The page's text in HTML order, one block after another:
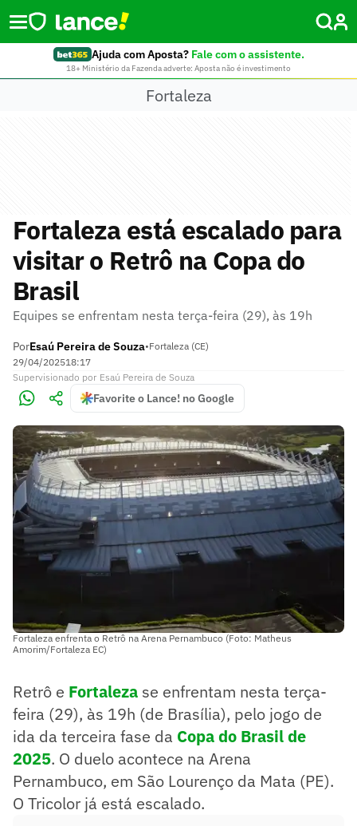
Ajuda com Aposta? Fale com o assistente.
18+ Ministério da Fazenda adverte: Aposta não é investimento
Fortaleza
Fortaleza está escalado para
visitar o Retrô na Copa do
Brasil
Equipes se enfrentam nesta terça-feira (29), às 19h
PorEsaú Pereira de Souza•Fortaleza (CE)
29/04/202518:17
Supervisionado por Esaú Pereira de Souza
Favorite o Lance! no Google
Fortaleza enfrenta o Retrô na Arena Pernambuco (Foto: Matheus
Amorim/Fortaleza EC)
Retrô e Fortaleza se enfrentam nesta terça-
feira (29), às 19h (de Brasília), pelo jogo de
ida da terceira fase da Copa do Brasil de
2025. O duelo acontece na Arena
Pernambuco, em São Lourenço da Mata (PE).
O Tricolor já está escalado.